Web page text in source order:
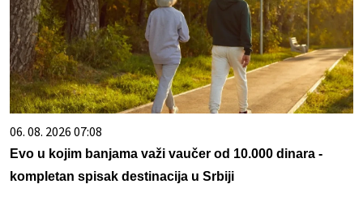
06. 08. 2026 07:08
Evo u kojim banjama važi vaučer od 10.000 dinara -
kompletan spisak destinacija u Srbiji